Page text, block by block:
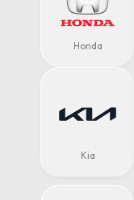
Honda
Kia